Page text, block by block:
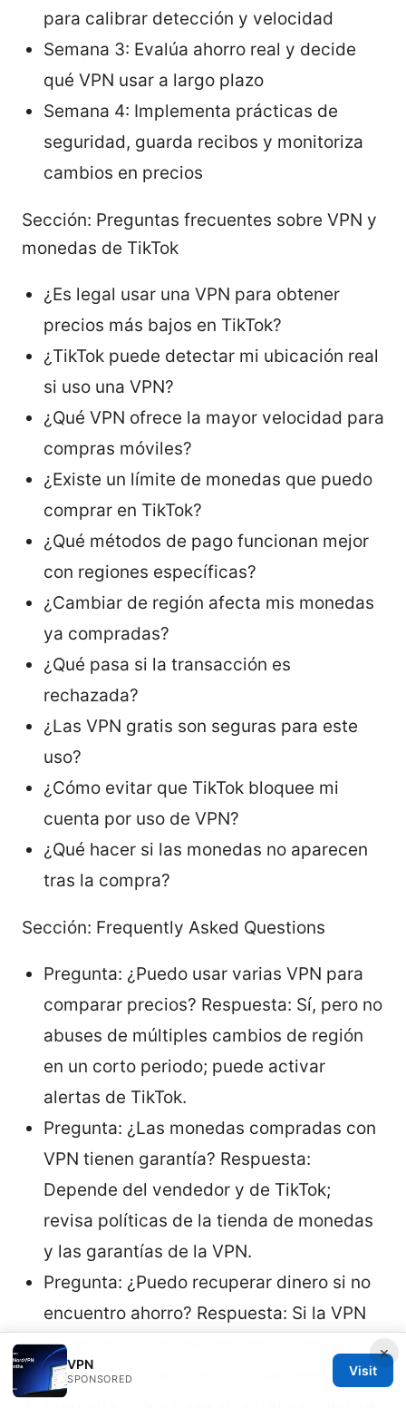
para calibrar detección y velocidad
Semana 3: Evalúa ahorro real y decide
qué VPN usar a largo plazo
Semana 4: Implementa prácticas de
seguridad, guarda recibos y monitoriza
cambios en precios
Sección: Preguntas frecuentes sobre VPN y
monedas de TikTok
¿Es legal usar una VPN para obtener
precios más bajos en TikTok?
¿TikTok puede detectar mi ubicación real
si uso una VPN?
¿Qué VPN ofrece la mayor velocidad para
compras móviles?
¿Existe un límite de monedas que puedo
comprar en TikTok?
¿Qué métodos de pago funcionan mejor
con regiones específicas?
¿Cambiar de región afecta mis monedas
ya compradas?
¿Qué pasa si la transacción es
rechazada?
¿Las VPN gratis son seguras para este
uso?
¿Cómo evitar que TikTok bloquee mi
cuenta por uso de VPN?
¿Qué hacer si las monedas no aparecen
tras la compra?
Sección: Frequently Asked Questions
Pregunta: ¿Puedo usar varias VPN para
comparar precios? Respuesta: Sí, pero no
abuses de múltiples cambios de región
en un corto periodo; puede activar
alertas de TikTok.
Pregunta: ¿Las monedas compradas con
VPN tienen garantía? Respuesta:
Depende del vendedor y de TikTok;
revisa políticas de la tienda de monedas
y las garantías de la VPN.
Pregunta: ¿Puedo recuperar dinero si no
encuentro ahorro? Respuesta: Si la VPN
ofrece garantía de devolución, puedes
cancelar dentro del periodo de prueba.
×
VPN
SPONSORED
Visit